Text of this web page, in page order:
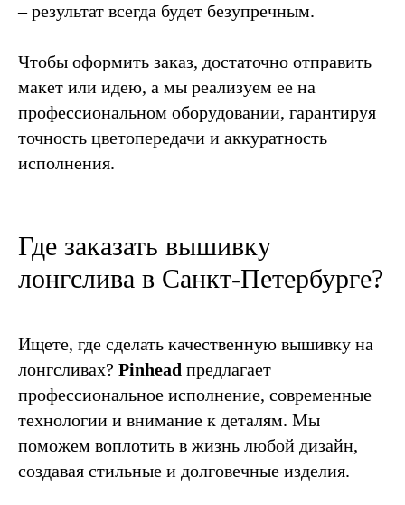
– результат всегда будет безупречным.
Чтобы оформить заказ, достаточно отправить
макет или идею, а мы реализуем ее на
профессиональном оборудовании, гарантируя
точность цветопередачи и аккуратность
исполнения.
Где заказать вышивку
лонгслива в Санкт-Петербурге?
Ищете, где сделать качественную вышивку на
лонгсливах? Pinhead предлагает
профессиональное исполнение, современные
технологии и внимание к деталям. Мы
поможем воплотить в жизнь любой дизайн,
создавая стильные и долговечные изделия.